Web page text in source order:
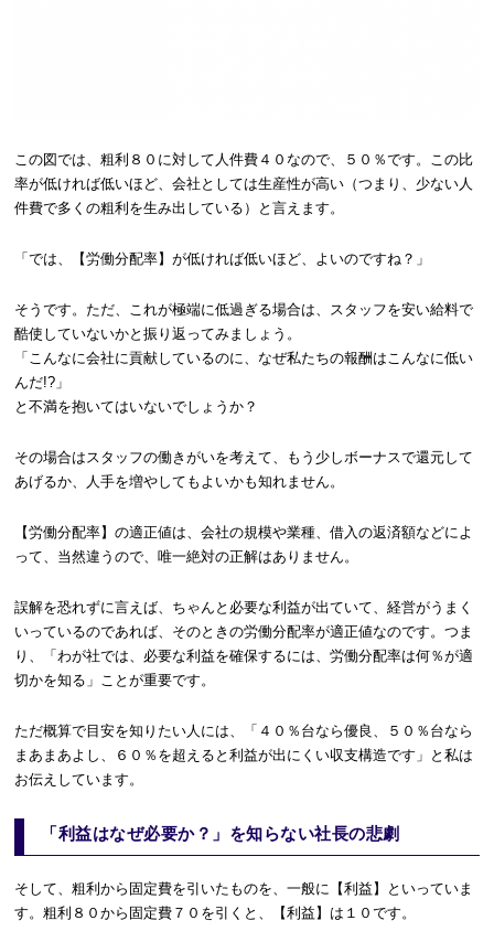
この図では、粗利８０に対して人件費４０なので、５０％です。この比
率が低ければ低いほど、会社としては生産性が高い（つまり、少ない人
件費で多くの粗利を生み出している）と言えます。
「では、【労働分配率】が低ければ低いほど、よいのですね？」
そうです。ただ、これが極端に低過ぎる場合は、スタッフを安い給料で
酷使していないかと振り返ってみましょう。
「こんなに会社に貢献しているのに、なぜ私たちの報酬はこんなに低い
んだ!?」
と不満を抱いてはいないでしょうか？
その場合はスタッフの働きがいを考えて、もう少しボーナスで還元して
あげるか、人手を増やしてもよいかも知れません。
【労働分配率】の適正値は、会社の規模や業種、借入の返済額などによ
って、当然違うので、唯一絶対の正解はありません。
誤解を恐れずに言えば、ちゃんと必要な利益が出ていて、経営がうまく
いっているのであれば、そのときの労働分配率が適正値なのです。つま
り、「わが社では、必要な利益を確保するには、労働分配率は何％が適
切かを知る」ことが重要です。
ただ概算で目安を知りたい人には、「４０％台なら優良、５０％台なら
まあまあよし、６０％を超えると利益が出にくい収支構造です」と私は
お伝えしています。
「利益はなぜ必要か？」を知らない社長の悲劇
そして、粗利から固定費を引いたものを、一般に【利益】といっていま
す。粗利８０から固定費７０を引くと、【利益】は１０です。